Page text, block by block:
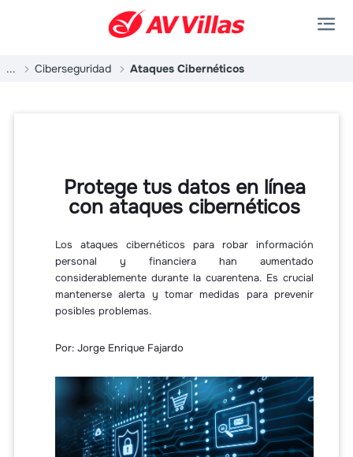
Saltar al contenido principal
... Ciberseguridad Ataques Cibernéticos
Protege tus datos en línea
con ataques cibernéticos
Los ataques cibernéticos para robar información
personal y financiera han aumentado
considerablemente durante la cuarentena. Es crucial
mantenerse alerta y tomar medidas para prevenir
posibles problemas.
Por: Jorge Enrique Fajardo